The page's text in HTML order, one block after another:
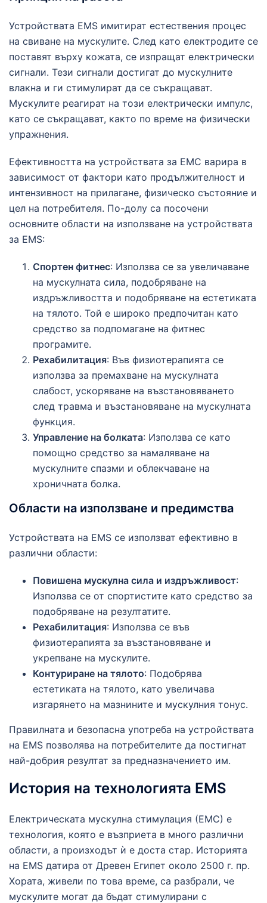
Устройствата EMS имитират естествения процес
на свиване на мускулите. След като електродите се
поставят върху кожата, се изпращат електрически
сигнали. Тези сигнали достигат до мускулните
влакна и ги стимулират да се съкращават.
Мускулите реагират на този електрически импулс,
като се съкращават, както по време на физически
упражнения.
Ефективността на устройствата за ЕМС варира в
зависимост от фактори като продължителност и
интензивност на прилагане, физическо състояние и
цел на потребителя. По-долу са посочени
основните области на използване на устройствата
за EMS:
Спортен фитнес: Използва се за увеличаване
на мускулната сила, подобряване на
издръжливостта и подобряване на естетиката
на тялото. Той е широко предпочитан като
средство за подпомагане на фитнес
програмите.
Рехабилитация: Във физиотерапията се
използва за премахване на мускулната
слабост, ускоряване на възстановяването
след травма и възстановяване на мускулната
функция.
Управление на болката: Използва се като
помощно средство за намаляване на
мускулните спазми и облекчаване на
хроничната болка.
Области на използване и предимства
Устройствата на EMS се използват ефективно в
различни области:
Повишена мускулна сила и издръжливост:
Използва се от спортистите като средство за
подобряване на резултатите.
Рехабилитация: Използва се във
физиотерапията за възстановяване и
укрепване на мускулите.
Контуриране на тялото: Подобрява
естетиката на тялото, като увеличава
изгарянето на мазнините и мускулния тонус.
Правилната и безопасна употреба на устройствата
на EMS позволява на потребителите да постигнат
най-добрия резултат за предназначението им.
История на технологията EMS
Електрическата мускулна стимулация (ЕМС) е
технология, която е възприета в много различни
области, а произходът ѝ е доста стар. Историята
на EMS датира от Древен Египет около 2500 г. пр.
Хората, живели по това време, са разбрали, че
мускулите могат да бъдат стимулирани с